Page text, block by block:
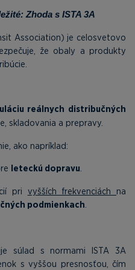
Zhoda s ISTA 3A
Association) je celosvetovo
že obaly a produkty
reálnych distribučných
skladovania a prepravy.
ako napríklad:
leteckú dopravu
pri vyšších frekvenciách na
podmienkach
súlad s normami ISTA 3A
s vyššou presnosťou, čím